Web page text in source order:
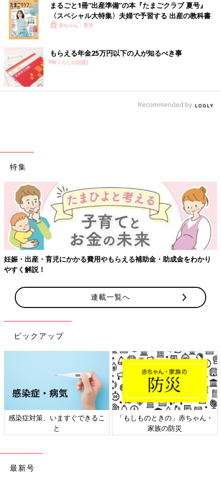
まるごと1冊“出産準備”の本『たまごクラブ 夏号』
〈スペシャル大特集〉夫婦で予習する 出産の教科書
赤ちゃん・育児
もらえる年金25万円以下の人が知るべき事
PR(くらしの話題)
Recommended by
特集
【ワクチン接種できるものも】妊婦の感染症対策、知っておいて！
連載一覧へ
ピックアップ
日本外来小児科学会リーフレッ
ト検討会
六星占術 細木かおりさんの人生
相談
最新号